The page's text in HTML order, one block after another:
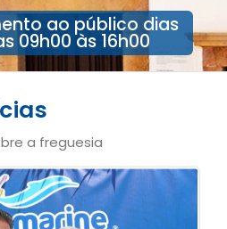
ao público dias
09h00 às 16h00
a freguesia